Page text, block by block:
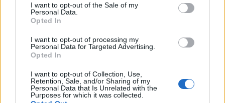
I want to opt-out of the Sale of my
Personal Data.
Opted In
I want to opt-out of processing my
Personal Data for Targeted Advertising.
Opted In
I want to opt-out of Collection, Use,
Retention, Sale, and/or Sharing of my
Personal Data that Is Unrelated with the
Purposes for which it was collected.
Ν. Χαρδαλιάς: Μηδενική ανοχή και σε νομικό
επίπεδο για τους υπαίτιους της πυρκαγιάς στη
Δυτική Αττική
05/08/2026 - 16:26 ΕΛΛΑΔΑ
τομέα τον Ιούλιο - Δημιουργήθηκαν μόνο 44.000
θέσεις εργασίας